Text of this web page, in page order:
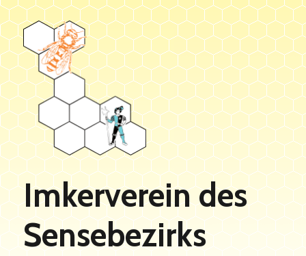
Imkerverein des
Sensebezirks